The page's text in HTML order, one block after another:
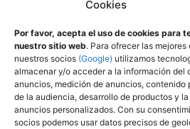
Cookies
Por favor, acepta el uso de cookies para
nuestro sitio web. Para ofrecer las
nuestros socios (Google) utilizamos
almacenar y/o acceder a la información del
anuncios, medición de anuncios,
de la audiencia, desarrollo de productos y
anuncios personalizados. Con su
socios podemos usar datos precisos de